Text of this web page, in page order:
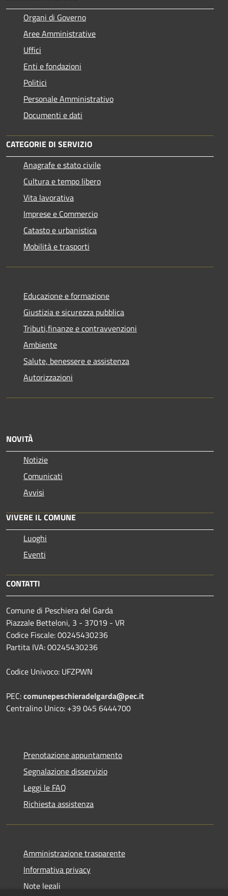
Organi di Governo
Aree Amministrative
Uffici
Enti e fondazioni
Politici
Personale Amministrativo
Documenti e dati
CATEGORIE DI SERVIZIO
Anagrafe e stato civile
Cultura e tempo libero
Vita lavorativa
Imprese e Commercio
Catasto e urbanistica
Mobilità e trasporti
Educazione e formazione
Giustizia e sicurezza pubblica
Tributi,finanze e contravvenzioni
Ambiente
Salute, benessere e assistenza
Autorizzazioni
NOVITÀ
Notizie
Comunicati
Avvisi
VIVERE IL COMUNE
Luoghi
Eventi
CONTATTI
Comune di Peschiera del Garda
Piazzale Betteloni, 3 - 37019 - VR
Codice Fiscale: 00245430236
Partita IVA: 00245430236
Codice Univoco: UFZPWN
PEC:comunepeschieradelgarda@pec.it
Centralino Unico: +39 045 6444700
Prenotazione appuntamento
Segnalazione disservizio
Leggi le FAQ
Richiesta assistenza
Amministrazione trasparente
Informativa privacy
Note legali